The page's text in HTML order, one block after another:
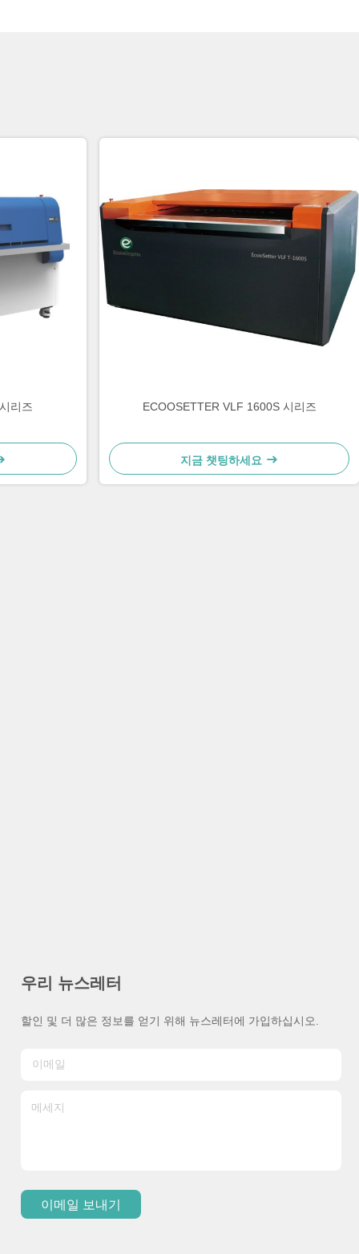
리즈 ECOOSETTER VLF 1600S 시리즈
지금 챗팅하세요
우리 뉴스레터
할인 및 더 많은 정보를 얻기 위해 뉴스레터에 가입하십시오.
이메일 보내기